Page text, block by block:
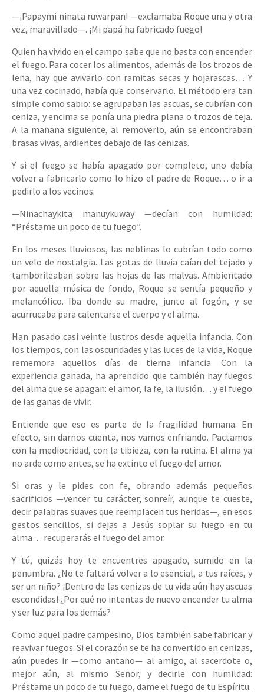
—¡Papaymi ninata ruwarpan! —exclamaba Roque una y otra
vez, maravillado—. ¡Mi papá ha fabricado fuego!
Quien ha vivido en el campo sabe que no basta con encender
el fuego. Para cocer los alimentos, además de los trozos de
leña, hay que avivarlo con ramitas secas y hojarascas… Y
una vez cocinado, había que conservarlo. El método era tan
simple como sabio: se agrupaban las ascuas, se cubrían con
ceniza, y encima se ponía una piedra plana o trozos de teja.
A la mañana siguiente, al removerlo, aún se encontraban
brasas vivas, ardientes debajo de las cenizas.
Y si el fuego se había apagado por completo, uno debía
volver a fabricarlo como lo hizo el padre de Roque… o ir a
pedirlo a los vecinos:
—Ninachaykita manuykuway —decían con humildad:
“Préstame un poco de tu fuego”.
En los meses lluviosos, las neblinas lo cubrían todo como
un velo de nostalgia. Las gotas de lluvia caían del tejado y
tamborileaban sobre las hojas de las malvas. Ambientado
por aquella música de fondo, Roque se sentía pequeño y
melancólico. Iba donde su madre, junto al fogón, y se
acurrucaba para calentarse el cuerpo y el alma.
Han pasado casi veinte lustros desde aquella infancia. Con
los tiempos, con las oscuridades y las luces de la vida, Roque
rememora aquellos días de tierna infancia. Con la
experiencia ganada, ha aprendido que también hay fuegos
del alma que se apagan: el amor, la fe, la ilusión… y el fuego
de las ganas de vivir.
Entiende que eso es parte de la fragilidad humana. En
efecto, sin darnos cuenta, nos vamos enfriando. Pactamos
con la mediocridad, con la tibieza, con la rutina. El alma ya
no arde como antes, se ha extinto el fuego del amor.
Si oras y le pides con fe, obrando además pequeños
sacrificios —vencer tu carácter, sonreír, aunque te cueste,
decir palabras suaves que reemplacen tus heridas—, en esos
gestos sencillos, si dejas a Jesús soplar su fuego en tu
alma… recuperarás el fuego del amor.
Y tú, quizás hoy te encuentres apagado, sumido en la
penumbra. ¿No te faltará volver a lo esencial, a tus raíces, y
ser un niño? ¡Dentro de las cenizas de tu vida aún hay ascuas
escondidas! ¿Por qué no intentas de nuevo encender tu alma
y ser luz para los demás?
Como aquel padre campesino, Dios también sabe fabricar y
reavivar fuegos. Si el corazón se te ha convertido en cenizas,
aún puedes ir —como antaño— al amigo, al sacerdote o,
mejor aún, al mismo Señor, y decirle con humildad:
Préstame un poco de tu fuego, dame el fuego de tu Espíritu.